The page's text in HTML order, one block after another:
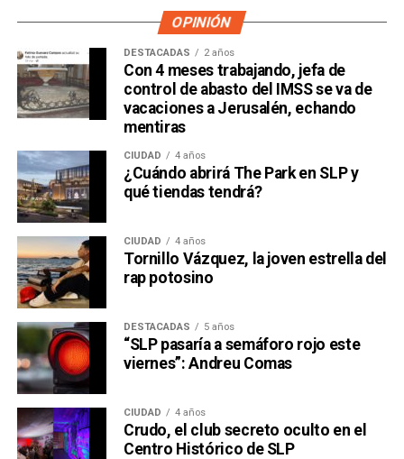
OPINIÓN
DESTACADAS 2 años
Con 4 meses trabajando, jefa de
control de abasto del IMSS se va de
vacaciones a Jerusalén, echando
mentiras
CIUDAD 4 años
¿Cuándo abrirá The Park en SLP y
qué tiendas tendrá?
CIUDAD 4 años
Tornillo Vázquez, la joven estrella del
rap potosino
DESTACADAS 5 años
“SLP pasaría a semáforo rojo este
viernes”: Andreu Comas
CIUDAD 4 años
Crudo, el club secreto oculto en el
Centro Histórico de SLP